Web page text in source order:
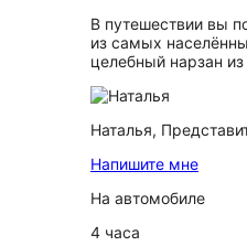
В путешествии вы
из самых
целебный нарзан
Наталья,
Напишите мне
На автомобиле
4 часа